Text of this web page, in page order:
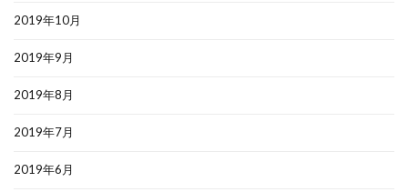
2019年10月
2019年9月
2019年8月
2019年7月
2019年6月